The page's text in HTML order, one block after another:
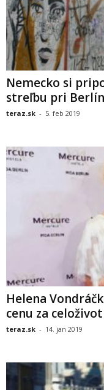
Nemecko si
streľbu pri
teraz.sk - 5. feb 2019
Helena
cenu za
teraz.sk - 14. jan 2019